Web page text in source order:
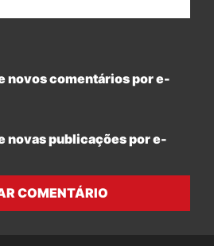
novos comentários por e-
novas publicações por e-
COMENTÁRIO